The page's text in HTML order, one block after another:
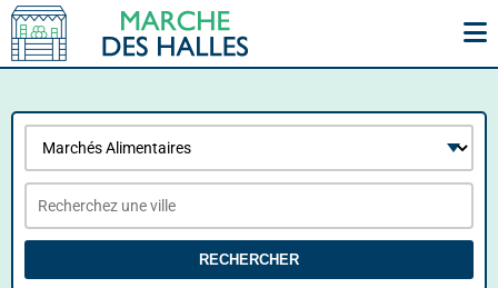
RECHERCHER